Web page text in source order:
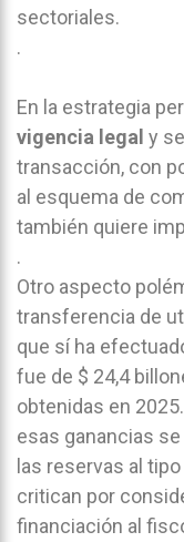
sectoriales.
.
En la estrategia
vigencia legal y
transacción, con
al esquema de
también quiere
.
Otro aspecto
transferencia de
que sí ha
fue de $ 24,4
obtenidas en
esas ganancias
las reservas al
critican por
financiación al